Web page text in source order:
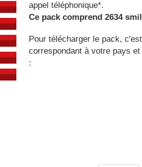
appel téléphonique*.
Ce pack comprend 2634
Pour télécharger le pack,
correspondant à votre pays
: